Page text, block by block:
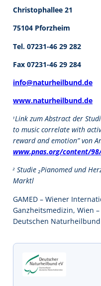
Christophallee 21
75104 Pforzheim
Tel. 07231-46 29 282
Fax 07231-46 29 284
info@naturheilbund.de
www.naturheilbund.de
₁Link zum Abstract der
to music correlate with
reward and emotion” von
www.pnas.org/content/
₂ Studie ₂Pianomed und
Marktl
GAMED – Wiener
Ganzheitsmedizin, Wien
Deutschen